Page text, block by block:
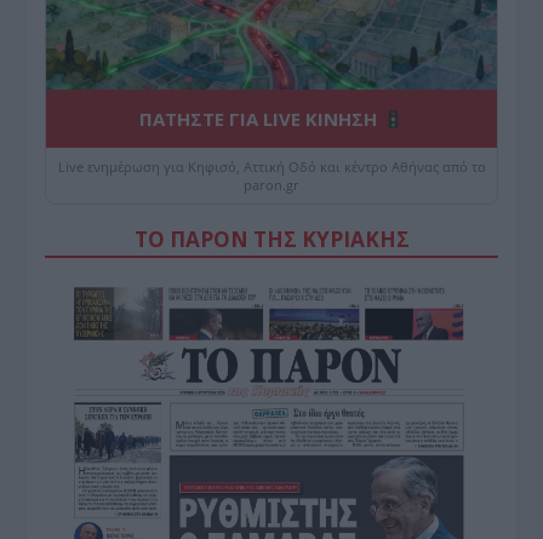
ΠΑΤΗΣΤΕ ΓΙΑ LIVE ΚΙΝΗΣΗ
Live ενημέρωση για Κηφισό, Αττική Οδό και κέντρο Αθήνας από το
paron.gr
ΤΟ ΠΑΡΟΝ ΤΗΣ ΚΥΡΙΑΚΗΣ